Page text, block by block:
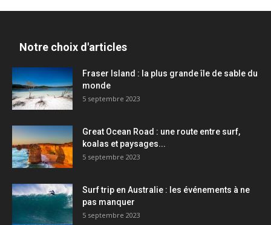
Notre choix d'articles
Fraser Island : la plus grande île de sable du
monde
5 septembre 2023
Great Ocean Road : une route entre surf,
koalas et paysages...
5 septembre 2023
Surf trip en Australie : les événements à ne
pas manquer
5 septembre 2023